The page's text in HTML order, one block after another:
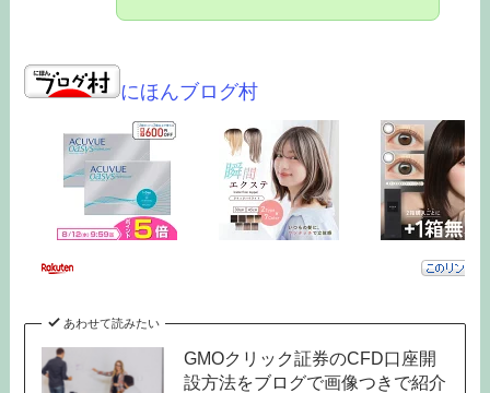
にほんブログ村
あわせて読みたい
GMOクリック証券のCFD口座開
設方法をブログで画像つきで紹介